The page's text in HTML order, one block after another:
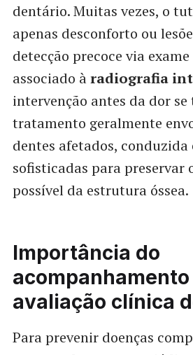
dentário. Muitas vezes, o
apenas desconforto ou
detecção precoce via
associado àradiografia
intervenção antes da dor
tratamento geralmente
dentes afetados, conduzida
sofisticadas para preservar
possível da estrutura óssea.
Importância do
avaliação clínica
Para prevenir doenças